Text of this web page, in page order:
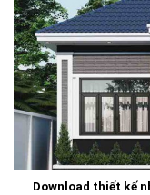
Download thiết kế